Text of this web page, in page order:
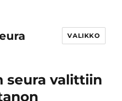
VALIKKO
seura valittiin